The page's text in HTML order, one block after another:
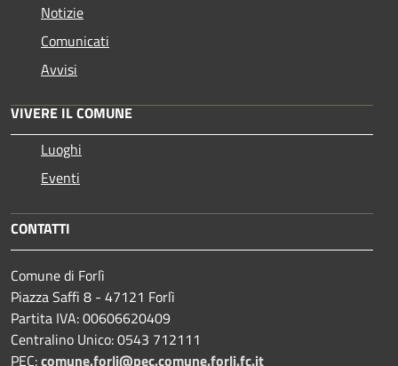
Notizie
Comunicati
Avvisi
VIVERE IL COMUNE
Luoghi
Eventi
CONTATTI
Comune di Forlì
Piazza Saffi 8 - 47121 Forlì
Partita IVA: 00606620409
Centralino Unico: 0543 712111
PEC:comune.forli@pec.comune.forli.fc.it